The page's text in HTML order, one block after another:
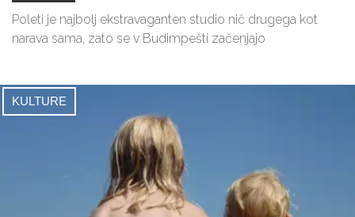
Poleti je najbolj ekstravaganten studio nič drugega kot
narava sama, zato se v Budimpešti začenjajo
KULTURE